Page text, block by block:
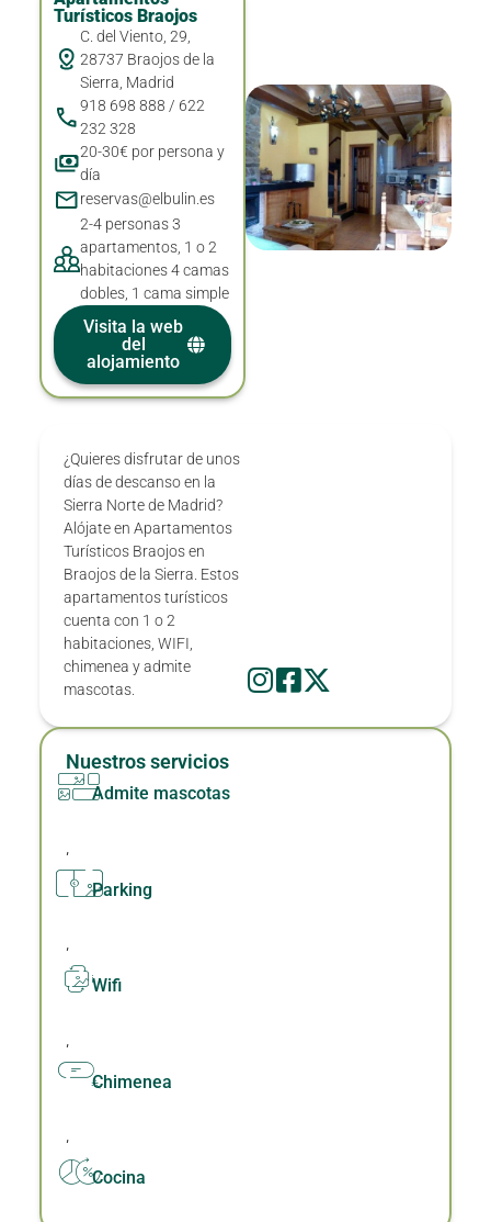
Turísticos Braojos
C. del Viento, 29,
28737 Braojos de la
Sierra, Madrid
918 698 888 / 622
232 328
20-30€ por persona y
día
reservas@elbulin.es
2-4 personas 3
apartamentos, 1 o 2
habitaciones 4 camas
dobles, 1 cama simple
Visita la web
del
alojamiento
¿Quieres disfrutar de unos
días de descanso en la
Sierra Norte de Madrid?
Alójate en Apartamentos
Turísticos Braojos en
Braojos de la Sierra. Estos
apartamentos turísticos
cuenta con 1 o 2
habitaciones, WIFI,
chimenea y admite
mascotas.
Nuestros servicios
Admite mascotas
,
Parking
,
Wifi
,
Chimenea
,
Cocina